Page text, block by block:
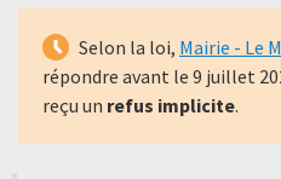
Selon la loi, Mairie - Le
répondre avant le 9 juillet
reçu un refus implicite.